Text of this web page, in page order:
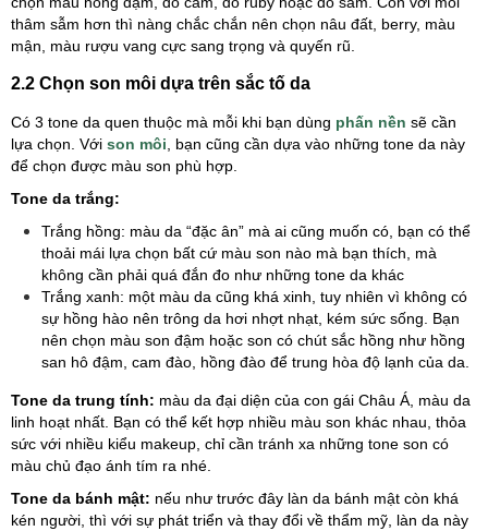
thâm sẫm hơn thì nàng chắc chắn nên chọn nâu đất, berry, màu
mận, màu rượu vang cực sang trọng và quyến rũ.
2.2 Chọn son môi dựa trên sắc tố da
Có 3 tone da quen thuộc mà mỗi khi bạn dùng phấn nền sẽ cần
lựa chọn. Với son môi , bạn cũng cần dựa vào những tone da này
để chọn được màu son phù hợp.
Tone da trắng:
Trắng hồng: màu da “đặc ân” mà ai cũng muốn có, bạn có thể
thoải mái lựa chọn bất cứ màu son nào mà bạn thích, mà
không cần phải quá đắn đo như những tone da khác
Trắng xanh: một màu da cũng khá xinh, tuy nhiên vì không có
sự hồng hào nên trông da hơi nhợt nhạt, kém sức sống. Bạn
nên chọn màu son đậm hoặc son có chút sắc hồng như hồng
san hô đậm, cam đào, hồng đào để trung hòa độ lạnh của da.
Tone da trung tính: màu da đại diện của con gái Châu Á, màu da
linh hoạt nhất. Bạn có thể kết hợp nhiều màu son khác nhau, thỏa
sức với nhiều kiểu makeup, chỉ cần tránh xa những tone son có
màu chủ đạo ánh tím ra nhé.
Tone da bánh mật: nếu như trước đây làn da bánh mật còn khá
kén người, thì với sự phát triển và thay đổi về thẩm mỹ, làn da này